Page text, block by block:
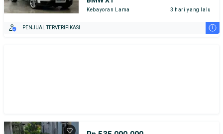
Kebayoran Lama 3 hari yang lalu
PENJUAL TERVERIFIKASI i